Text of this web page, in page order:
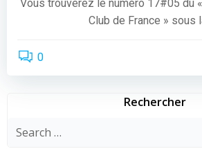
Vous trouverez le numéro 17#05 du
Club de France » sous
0
Rechercher
Search